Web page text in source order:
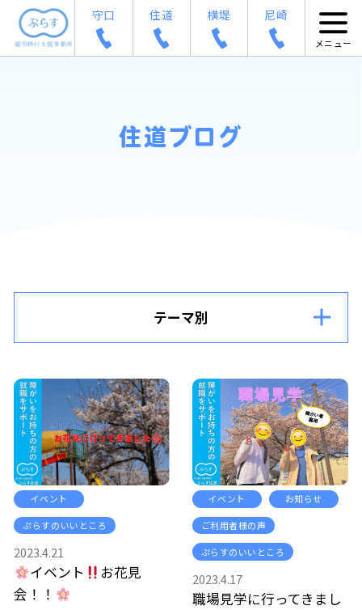
守口 住道 横堤 尼崎
住道ブログ
テーマ別
イベント
ぷらすのいいところ
2023.4.21
イベント
お花見
会！！
イベント お知らせ
ご利用者様の声
ぷらすのいいところ
2023.4.17
職場見学に行ってきまし